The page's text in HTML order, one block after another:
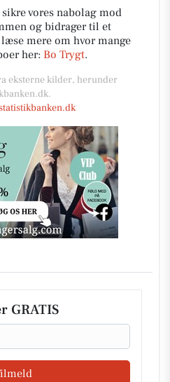
vores nabolag mod
og bidrager til et
mere om hvor mange
her: Bo Trygt.
eksterne kilder, herunder
GRATIS